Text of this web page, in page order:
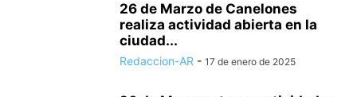
26 de Marzo de Canelones
realiza actividad abierta en la
ciudad...
Redaccion-AR - 17 de enero de 2025